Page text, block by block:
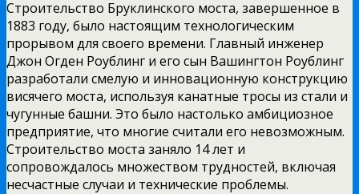
Строительство Бруклинского моста, завершенное в
1883 году, было настоящим технологическим
прорывом для своего времени. Главный инженер
Джон Огден Роублинг и его сын Вашингтон Роублинг
разработали смелую и инновационную конструкцию
висячего моста, используя канатные тросы из стали и
чугунные башни. Это было настолько амбициозное
предприятие, что многие считали его невозможным.
Строительство моста заняло 14 лет и
сопровождалось множеством трудностей, включая
несчастные случаи и технические проблемы.